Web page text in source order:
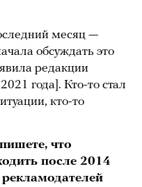
месяц —
обсуждать это
редакции
года]. Кто-то стал
кто-то
что
после 2014